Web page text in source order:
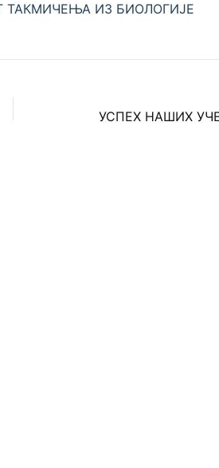
ТАКМИЧЕЊА ИЗ БИОЛОГИЈЕ